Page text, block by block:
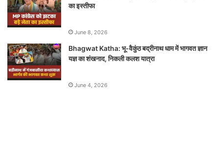
का इस्तीफा
June 8, 2026
Bhagwat Katha: भू-वैकुंठ बद्रीनाथ धाम में भागवत ज्ञान
यज्ञ का शंखनाद, निकली कलश यात्रा
June 4, 2026